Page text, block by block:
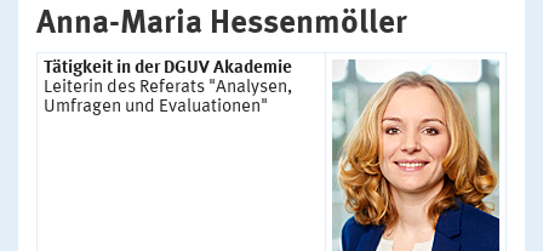
Anna-Maria Hessenmöller
Tätigkeit in der DGUV Akademie
Leiterin des Referats "Analysen,
Umfragen und Evaluationen"